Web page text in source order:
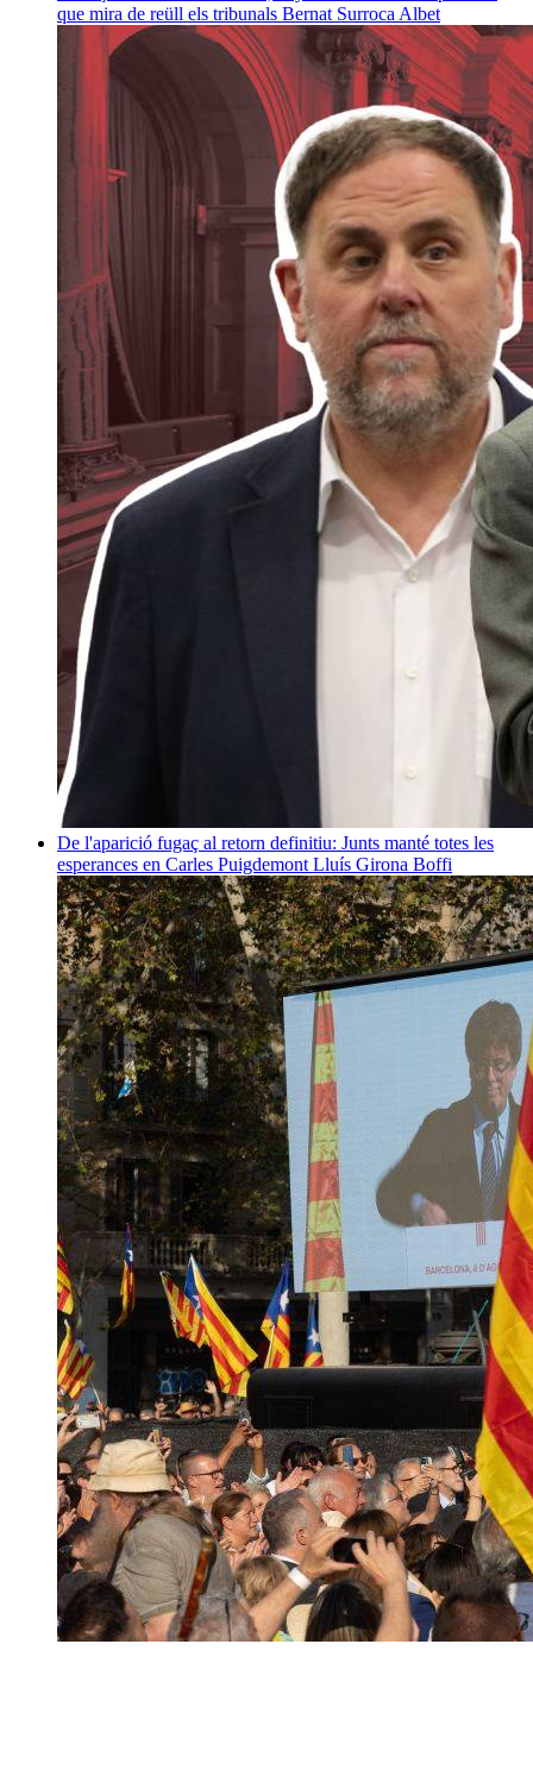
que mira de reüll els tribunals Bernat Surroca Albet
De l'aparició fugaç al retorn definitiu: Junts manté totes les
esperances en Carles Puigdemont Lluís Girona Boffi